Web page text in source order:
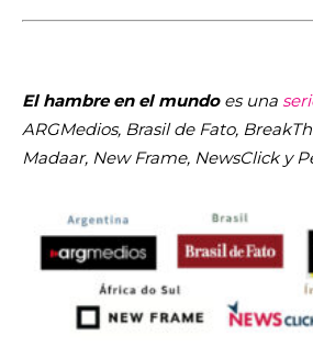
El hambre en el mundoes una
ARGMedios, Brasil de Fato,
Madaar, New Frame, NewsClick y